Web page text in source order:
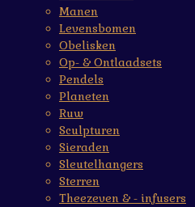
Manen
Levensbomen
Obelisken
Op- & Ontlaadsets
Pendels
Planeten
Ruw
Sculpturen
Sieraden
Sleutelhangers
Sterren
Theezeven & - infusers